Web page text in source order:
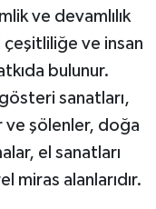
ve devamlılık
ve insan
bulunur.
sanatları,
ve şölenler, doğa
el sanatları
miras alanlarıdır.